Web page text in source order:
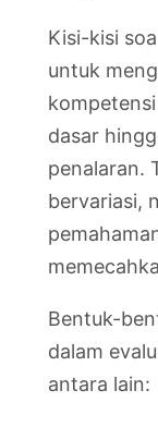
Kisi-kisi
untuk
dasar
penalaran.
bervariasi,
Bentuk-
dalam
antara lain: